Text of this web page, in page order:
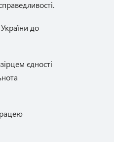
до
єдності